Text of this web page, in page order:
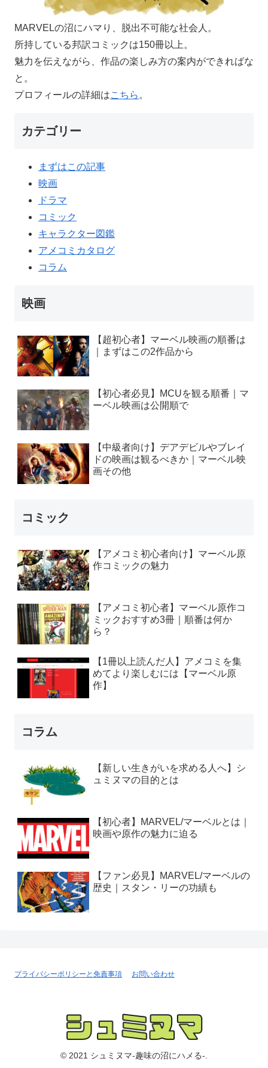
MARVELの沼にハマり、脱出不可能な社会人。
所持している邦訳コミックは150冊以上。
魅力を伝えながら、作品の楽しみ方の案内ができればな
と。
プロフィールの詳細はこちら 。
カテゴリー
まずはこの記事
映画
ドラマ
コミック
キャラクター図鑑
アメコミカタログ
コラム
映画
【超初心者】マーベル映画の順番は
｜まずはこの2作品から
【初心者必見】MCUを観る順番｜マ
ーベル映画は公開順で
【中級者向け】デアデビルやブレイ
ドの映画は観るべきか｜マーベル映
画その他
コミック
【アメコミ初心者向け】マーベル原
作コミックの魅力
【アメコミ初心者】マーベル原作コ
ミックおすすめ3冊｜順番は何か
ら？
【1冊以上読んだ人】アメコミを集
めてより楽しむには【マーベル原
作】
コラム
【新しい生きがいを求める人へ】シ
ュミヌマの目的とは
【初心者】MARVEL/マーベルとは｜
映画や原作の魅力に迫る
【ファン必見】MARVEL/マーベルの
歴史｜スタン・リーの功績も
プライバシーポリシーと免責事項 お問い合わせ
© 2021 シュミヌマ-趣味の沼にハメる-.